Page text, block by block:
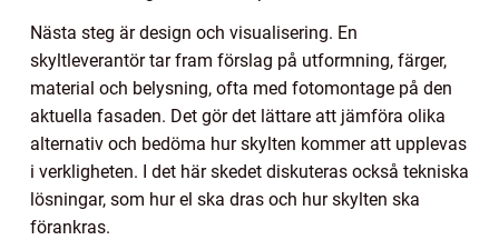
Nästa steg är design och visualisering. En
skyltleverantör tar fram förslag på utformning, färger,
material och belysning, ofta med fotomontage på den
aktuella fasaden. Det gör det lättare att jämföra olika
alternativ och bedöma hur skylten kommer att upplevas
i verkligheten. I det här skedet diskuteras också tekniska
lösningar, som hur el ska dras och hur skylten ska
förankras.